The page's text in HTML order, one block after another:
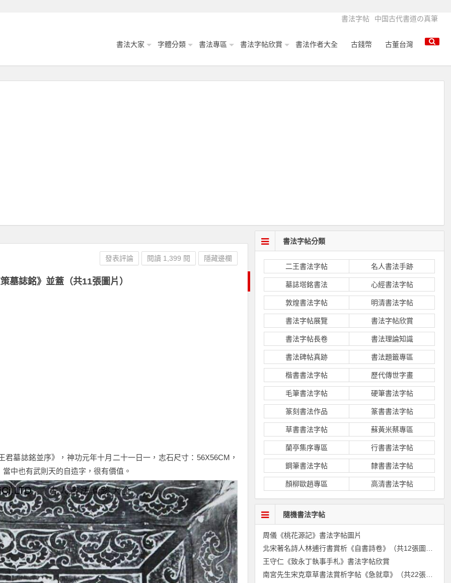
書法字帖 中国古代書道の真筆
書法大家 字體分類 書法專區 書法字帖欣賞 書法作者大全 古錢幣 古董台灣
墓誌銘》並蓋（共11張圖片）
墓誌銘並序》，神功元年十月二十一日一，志石尺寸：56X56CM，
中也有武則天的自造字，很有價值。
發表評論 閱讀 1,399 閱 隱藏邊欄
書法字帖分類
二王書法字帖 名人書法手跡
墓誌塔銘書法 心經書法字帖
敦煌書法字帖 明清書法字帖
書法字帖展覽 書法字帖欣賞
書法字帖長卷 書法理論知識
書法碑帖真跡 書法題籤專區
楷書書法字帖 歷代傳世字畫
毛筆書法字帖 硬筆書法字帖
篆刻書法作品 篆書書法字帖
草書書法字帖 蘇黃米蔡專區
蘭亭集序專區 行書書法字帖
鋼筆書法字帖 隸書書法字帖
顏柳歐趙專區 高清書法字帖
隨機書法字帖
周儀《桃花源記》書法字帖圖片
王守仁《致永丁執事手札》書法字帖欣賞
南宮先生宋克章草書法賞析字帖《急就章》（共22張圖片）